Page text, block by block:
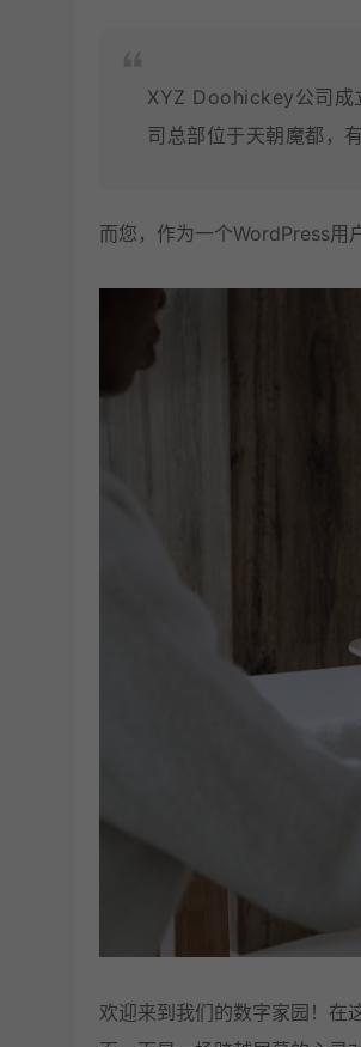
XYZ Doohickey公司成
司总部位于天朝魔都，
而您，作为一个WordPress用
欢迎来到我们的数字家园！在